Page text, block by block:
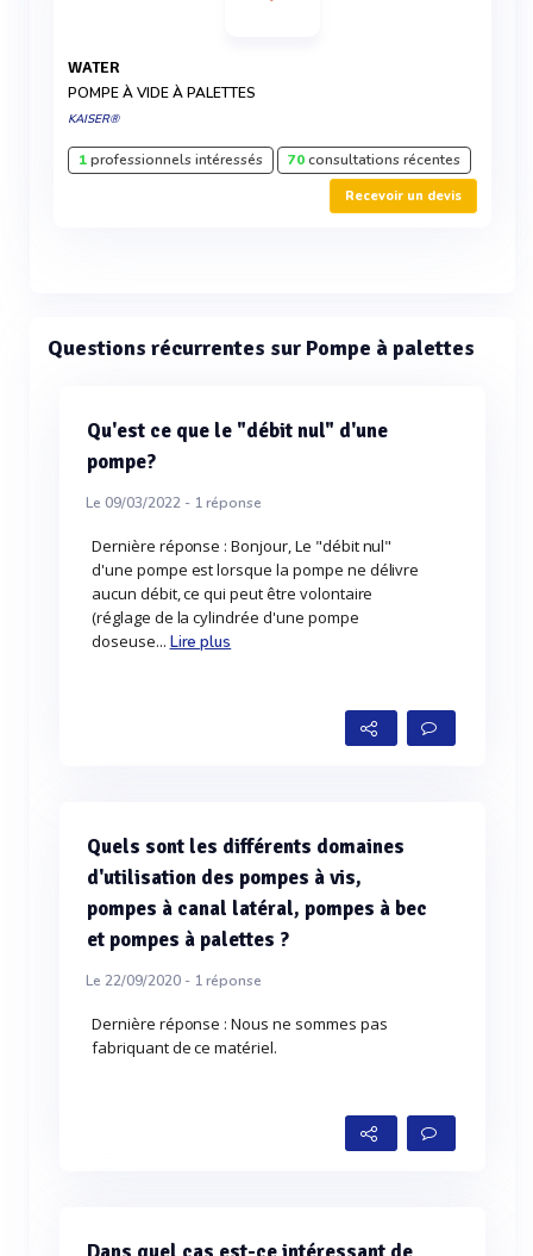
WATER
POMPE À VIDE À PALETTES
KAISER®
1professionnels intéressés 70consultations récentes
Recevoir un devis
Questions récurrentes sur Pompe à palettes
Qu'est ce que le "débit nul" d'une
pompe?
Le 09/03/2022 - 1réponse
Dernière réponse : Bonjour, Le "débit nul"
d'une pompe est lorsque la pompe ne délivre
aucun débit, ce qui peut être volontaire
(réglage de la cylindrée d'une pompe
doseuse... Lire plus
Quels sont les différents domaines
d'utilisation des pompes à vis,
pompes à canal latéral, pompes à bec
et pompes à palettes ?
Le 22/09/2020 - 1réponse
Dernière réponse : Nous ne sommes pas
fabriquant de ce matériel.